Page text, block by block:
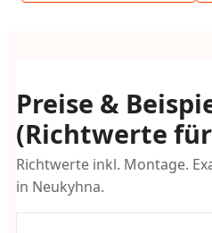
Preise &
(Richtwerte
Richtwerte inkl. Montage.
in Neukyhna.